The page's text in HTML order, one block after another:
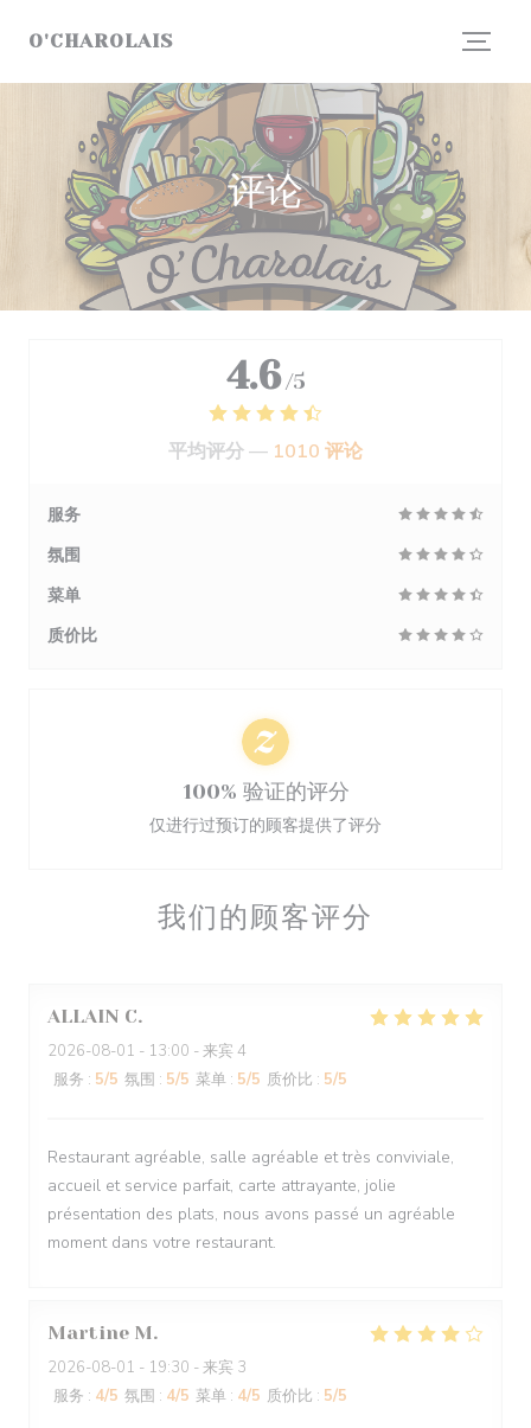
O'CHAROLAIS
评论
我们的顾客评分
ALLAIN C
2026-08-01 - 13:00 - 来宾 4
服务 : 5/5 氛围 : 5/5 菜单 : 5/5 质价比 : 5/5
Restaurant agréable, salle agréable et très conviviale,
accueil et service parfait, carte attrayante, jolie
présentation des plats, nous avons passé un agréable
moment dans votre restaurant.
Martine M
2026-08-01 - 19:30 - 来宾 3
服务 : 4/5 氛围 : 4/5 菜单 : 4/5 质价比 : 5/5
4.6 /5
平均评分 — 1010 评论
服务
氛围
菜单
质价比
100% 验证的评分
仅进行过预订的顾客提供了评分